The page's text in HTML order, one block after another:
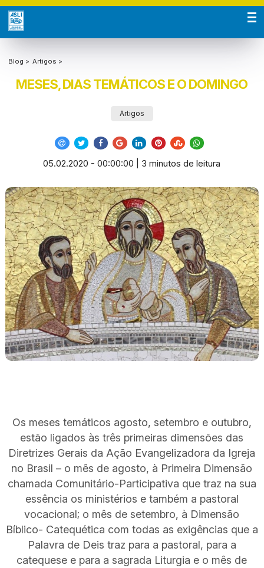
Blog > Artigos >
MESES, DIAS TEMÁTICOS E O DOMINGO
Artigos
05.02.2020 - 00:00:00 | 3 minutos de leitura
Os meses temáticos agosto, setembro e outubro,
estão ligados às três primeiras dimensões das
Diretrizes Gerais da Ação Evangelizadora da Igreja
no Brasil – o mês de agosto, à Primeira Dimensão
chamada Comunitário-Participativa que traz na sua
essência os ministérios e também a pastoral
vocacional; o mês de setembro, à Dimensão
Bíblico- Catequética com todas as exigências que a
Palavra de Deis traz para a pastoral, para a
catequese e para a sagrada Liturgia e o mês de